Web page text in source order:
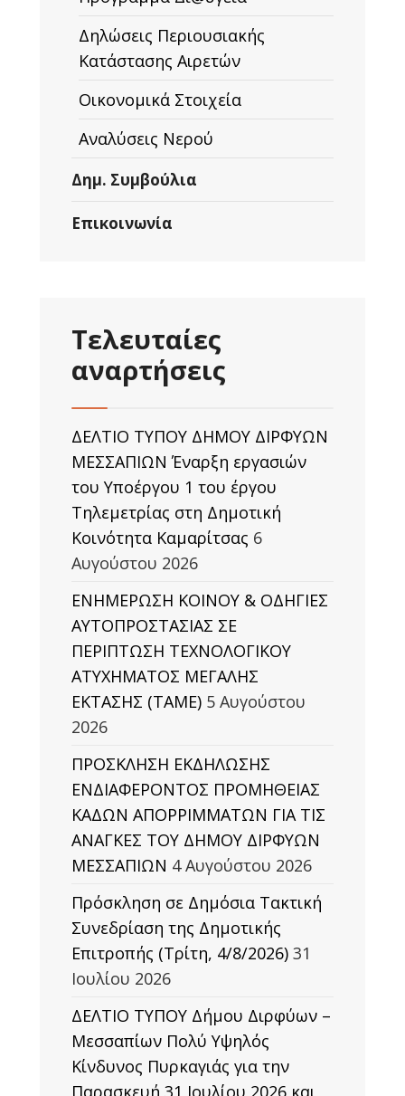
Δηλώσεις Περιουσιακής
Κατάστασης Αιρετών
Οικονομικά Στοιχεία
Αναλύσεις Νερού
Δημ. Συμβούλια
Επικοινωνία
Τελευταίες
αναρτήσεις
ΔΕΛΤΙΟ ΤΥΠΟΥ ΔΗΜΟΥ ΔΙΡΦΥΩΝ
ΜΕΣΣΑΠΙΩΝ Έναρξη εργασιών
του Υποέργου 1 του έργου
Τηλεμετρίας στη Δημοτική
Κοινότητα Καμαρίτσας 6
Αυγούστου 2026
ΕΝΗΜΕΡΩΣΗ ΚΟΙΝΟΥ & ΟΔΗΓΙΕΣ
ΑΥΤΟΠΡΟΣΤΑΣΙΑΣ ΣΕ
ΠΕΡΙΠΤΩΣΗ ΤΕΧΝΟΛΟΓΙΚΟΥ
ΑΤΥΧΗΜΑΤΟΣ ΜΕΓΑΛΗΣ
ΕΚΤΑΣΗΣ (TAΜΕ) 5 Αυγούστου
2026
ΠΡΟΣΚΛΗΣΗ ΕΚΔΗΛΩΣΗΣ
ΕΝΔΙΑΦΕΡΟΝΤΟΣ ΠΡΟΜΗΘΕΙΑΣ
ΚΑΔΩΝ ΑΠΟΡΡΙΜΜΑΤΩΝ ΓΙΑ ΤΙΣ
ΑΝΑΓΚΕΣ ΤΟΥ ΔΗΜΟΥ ΔΙΡΦΥΩΝ
ΜΕΣΣΑΠΙΩΝ 4 Αυγούστου 2026
Πρόσκληση σε Δημόσια Τακτική
Συνεδρίαση της Δημοτικής
Επιτροπής (Τρίτη, 4/8/2026) 31
Ιουλίου 2026
ΔΕΛΤΙΟ ΤΥΠΟΥ Δήμου Διρφύων –
Μεσσαπίων Πολύ Υψηλός
Κίνδυνος Πυρκαγιάς για την
Παρασκευή 31 Ιουλίου 2026 και